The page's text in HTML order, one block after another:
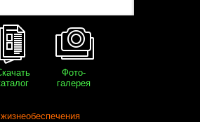
Фото-
галерея